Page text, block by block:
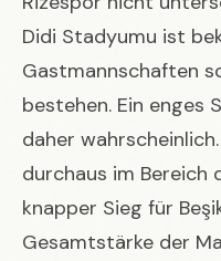
Didi Stadyumu ist
Gastmannschaften
bestehen. Ein enges
daher
durchaus im Bereich
knapper Sieg für
Gesamtstärke der